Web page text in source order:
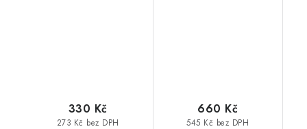
273 Kč bez DPH
330 Kč
545 Kč bez DPH
660 Kč